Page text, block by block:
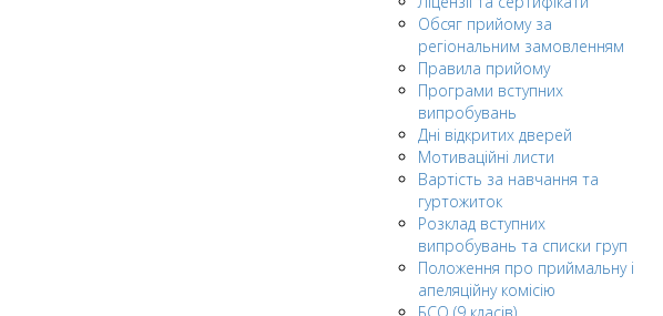
Обсяг прийому за
регіональним замовленням
Правила прийому
Програми вступних
випробувань
Дні відкритих дверей
Мотиваційні листи
Вартість за навчання та
гуртожиток
Розклад вступних
випробувань та списки груп
Положення про приймальну і
апеляційну комісію